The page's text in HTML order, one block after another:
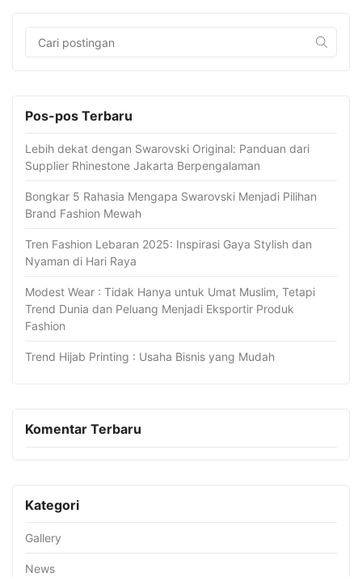
Pos-pos Terbaru
Lebih dekat dengan Swarovski Original: Panduan dari
Supplier Rhinestone Jakarta Berpengalaman
Bongkar 5 Rahasia Mengapa Swarovski Menjadi Pilihan
Brand Fashion Mewah
Tren Fashion Lebaran 2025: Inspirasi Gaya Stylish dan
Nyaman di Hari Raya
Modest Wear : Tidak Hanya untuk Umat Muslim, Tetapi
Trend Dunia dan Peluang Menjadi Eksportir Produk
Fashion
Trend Hijab Printing : Usaha Bisnis yang Mudah
Komentar Terbaru
Kategori
Gallery
News